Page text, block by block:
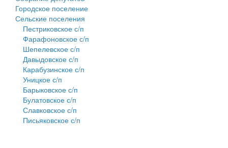
Городское поселение
Сельские поселения
Пестриковское с/п
Фарафоновское с/п
Шепелевское с/п
Давыдовское с/п
Карабузинское с/п
Уницкое с/п
Барыковское с/п
Булатовское с/п
Славковское с/п
Письяковское с/п